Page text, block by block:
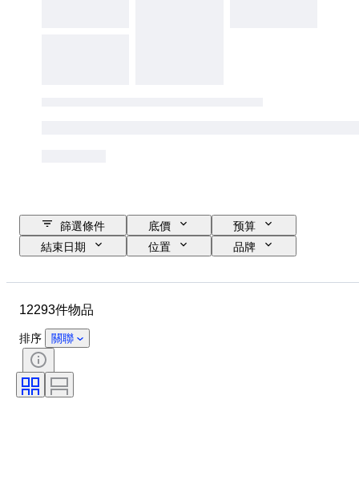
篩選條件 底價
预算
結束日期
位置
品牌
狀態
標題
顏色
時代
原件/副本
12293件物品
排序 關聯